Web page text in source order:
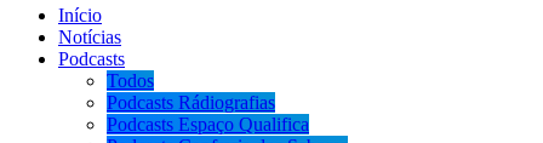
Início
Notícias
Podcasts
Todos
Podcasts Rádiografias
Podcasts Espaço Qualifica